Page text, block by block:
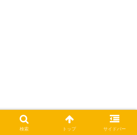
シャトレーゼクリスマスケーキ
検索 トップ サイドバー